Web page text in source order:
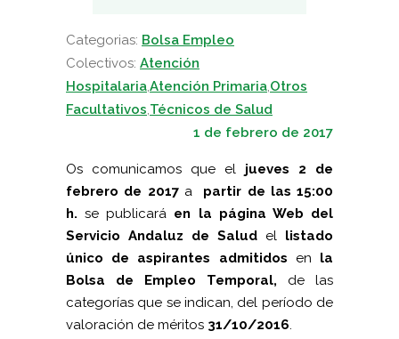
Categorias: Bolsa Empleo
Colectivos: Atención
HospitalariaAtención Primaria Otros
Facultativos Técnicos de Salud
1 de febrero de 2017
Os comunicamos que el jueves 2 de
febrero de 2017a partir de las 15:00
h. se publicará en la página Web del
Servicio Andaluz de Salud el listado
único de aspirantes admitidos en la
Bolsa de Empleo Temporal, de las
categorías que se indican, del período de
valoración de méritos 31/10/2016